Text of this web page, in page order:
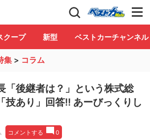
動車情報誌「ベストカー」 Club
クープ 新型 ベストカーチャンネル
集 > コラム
「後継者は？」という株式総
技あり」回答!! あーびっくりし
コメントする
0